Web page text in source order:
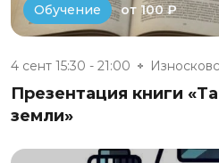
Обучение от 100 ₽
4 сент 15:30 - 21:00
Презентация книги
земли»